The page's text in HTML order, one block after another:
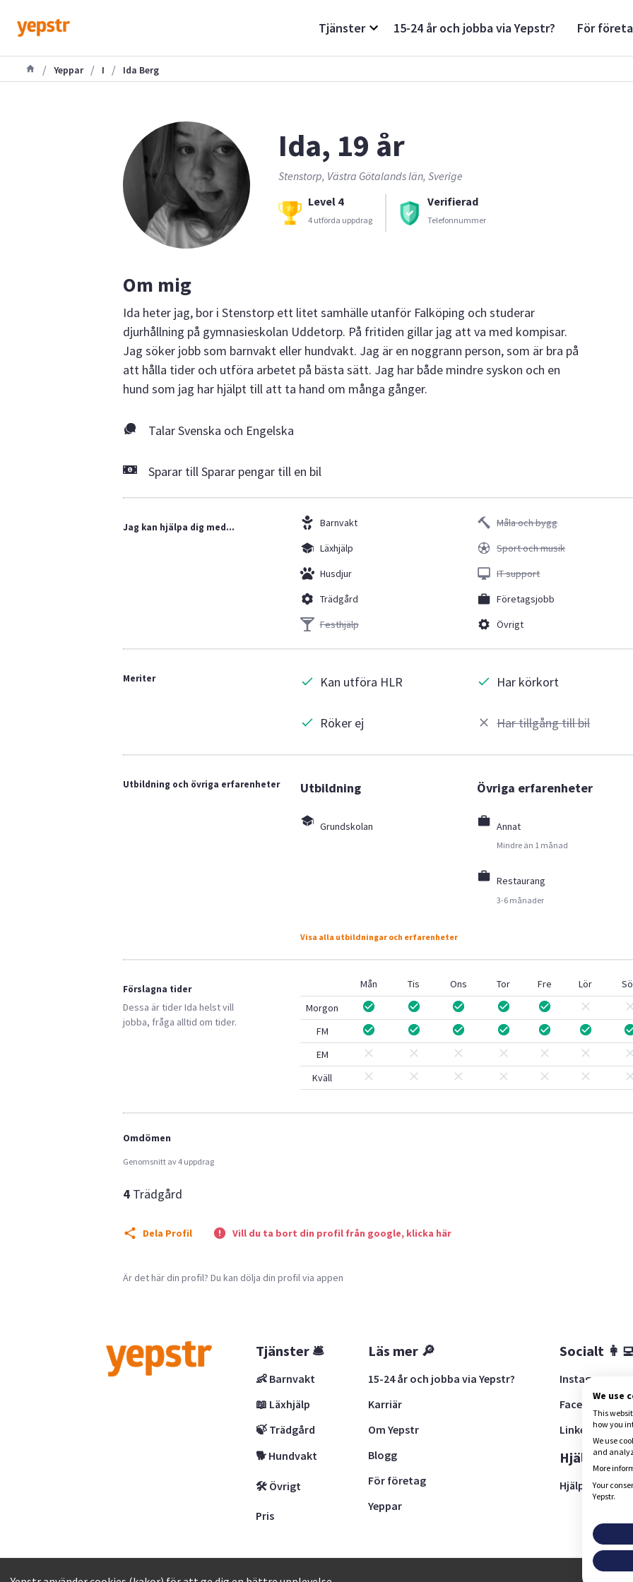
Tjänster 15-24 år och jobba via Yepstr? För
/ Yeppar / I / Ida Berg
Ida, 19 år
Stenstorp, Västra Götalands län, Sverige
Level 4
4 utförda uppdrag
Verifierad
Telefonnummer
Om mig
Ida heter jag, bor i Stenstorp ett litet samhälle utanför Falköping och studerar
djurhållning på gymnasieskolan Uddetorp. På fritiden gillar jag att va med kompisar.
Jag söker jobb som barnvakt eller hundvakt. Jag är en noggrann person, som är bra på
att hålla tider och utföra arbetet på bästa sätt. Jag har både mindre syskon och en
hund som jag har hjälpt till att ta hand om många gånger.
Talar Svenska och Engelska
Sparar till Sparar pengar till en bil
Jag kan hjälpa dig med...
Barnvakt
Läxhjälp
Husdjur
Trädgård
Festhjälp
Måla och bygg
Sport och musik
IT support
Företagsjobb
Övrigt
Meriter Kan utföra HLR
Röker ej
Har körkort
Har tillgång till bil
Utbildning och övriga erfarenheter Utbildning
Grundskolan
Övriga erfarenheter
Annat
Mindre än 1 månad
Restaurang
3-6 månader
Visa alla utbildningar och erfarenheter
Förslagna tider
Dessa är tiderIda helst vill
jobba, fråga alltid om tider.
Mån Tis Ons Tor Fre Lör
Morgon
FM
EM
Kväll
Omdömen
Genomsnitt av 4 uppdrag
4 Trädgård
Dela Profil Vill du ta bort din profil från google, klicka här
Är det här din profil? Du kan dölja din profil via appen
Tjänster 🛎
👶 Barnvakt
📖 Läxhjälp
🍃 Trädgård
🐕 Hundvakt
🛠 Övrigt
Pris
Läs mer 🔎
15-24 år och jobba via Yepstr?
Karriär
Om Yepstr
Blogg
För företag
Yeppar
Socialt
Instagram
Facebook
LinkedIn
Hjälp 🚨
Hjälpcenter
We use
This
how you
We use
and
More
Your
Yepstr.